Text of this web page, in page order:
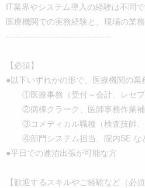
IT業界やシステム導入の経験は不問
医療機関での実務経験と、現場の業
------------------------------------
【必須】
●以下いずれかの形で、医療機関の業
①医療事務（受付～会計、レセプ
②病棟クラーク、医師事務作業補
③コメディカル職種（検査技師、
④部門システム担当、院内SE な
●平日での連泊出張が可能な方
【歓迎するスキルやご経験など（必